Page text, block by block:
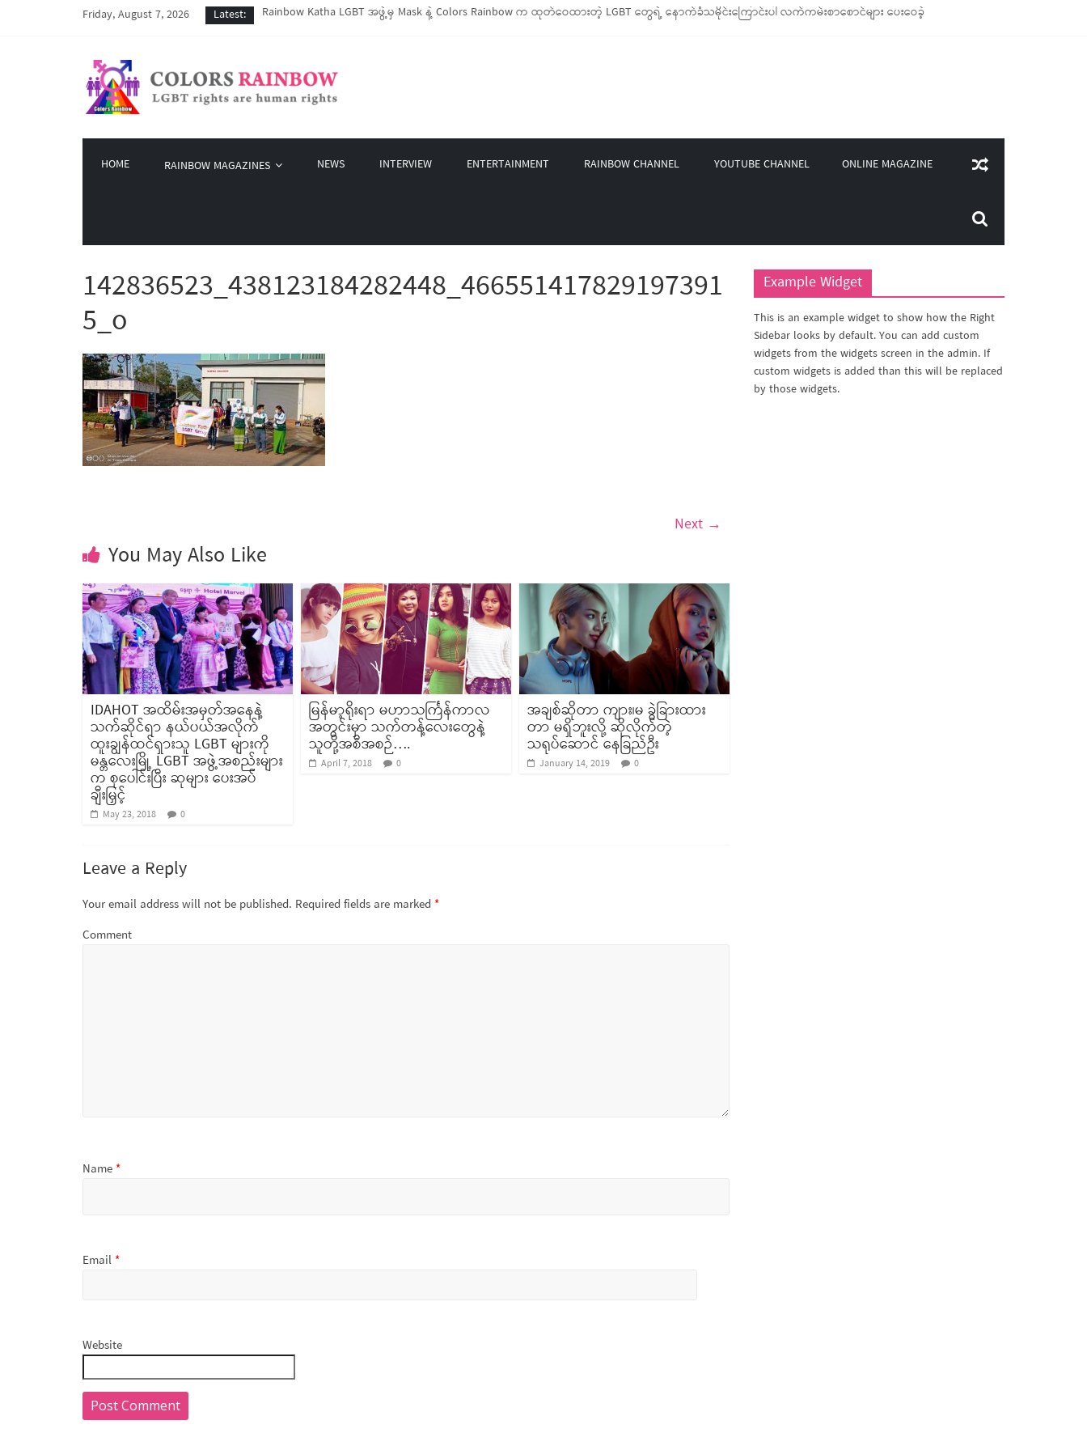
Friday, August 7, 2026 Latest:
COVID-19 ကာလအတွင်း LGBTIQ အိမ်ထောင်စု (၁၀၀၀)ကျော်ကို ကျပ်သိန်းပေါင်း(၄၀၀)ကျော်တန်ဖိုးရှိ မီးဖိုချောင်သုံး ကုန်ပစ္စည်းများ ထောက်ပံ့ခဲ့
Colors Rainbow မှ စက်တင်ဘာလအတွင်း အွန်လိုင်းသင်တန်းနှစ်ခု ဖွင့်လှစ်ပေးနိုင်ခဲ့
HOME RAINBOW MAGAZINES NEWS INTERVIEW ENTERTAINMENT RAINBOW CHANNEL YOUTUBE CHANNEL ONLINE MAGAZINE
142836523_438123184282448_466551417829197391
5_o
Next →
You May Also Like
IDAHOT အထိမ်းအမှတ်အနေနဲ့
သက်ဆိုင်ရာ နယ်ပယ်အလိုက်
ထူးချွန်ထင်ရှားသူ LGBT များကို
မန္တလေးမြို့ LGBT အဖွဲ့အစည်းများ
က စုပေါင်းပြီး ဆုများ ပေးအပ်
ချီးမြှင့်
May 23, 2018 0
မြန်မာ့ရိုးရာ မဟာသင်္ကြန်ကာလ
အတွင်းမှာ သက်တန့်လေးတွေနဲ့
သူတို့အစီအစဉ်….
April 7, 2018 0
အချစ်ဆိုတာ ကျား၊မ ခွဲခြားထား
တာ မရှိဘူးလို့ ဆိုလိုက်တဲ့
သရုပ်ဆောင် နေခြည်ဦး
January 14, 2019 0
Leave a Reply
Your email address will not be published. Required fields are marked *
Comment
Name *
Email *
Website
Example Widget
This is an example widget to show how the Right
Sidebar looks by default. You can add custom
widgets from the widgets screen in the admin. If
custom widgets is added than this will be replaced
by those widgets.